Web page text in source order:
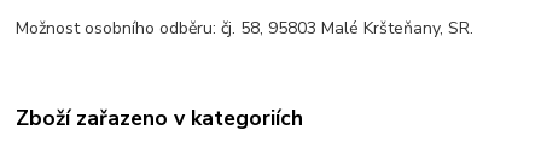
Možnost osobního odběru: čj. 58, 95803 Malé Kršteňany, SR.
Zboží zařazeno v kategoriích